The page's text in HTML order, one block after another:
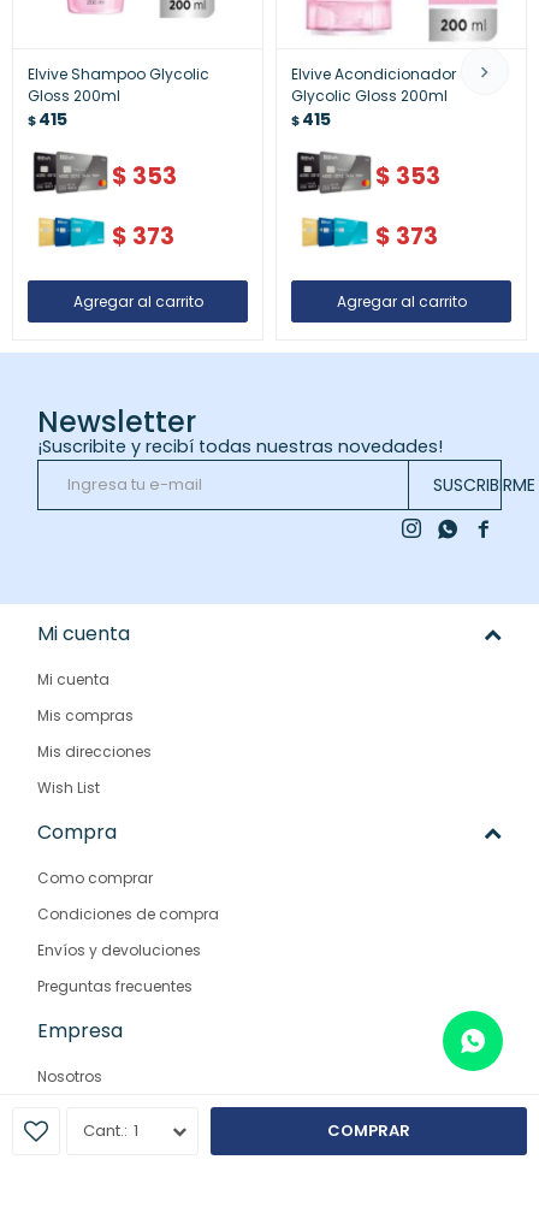
1 COMPRAR
Elvive Shampoo Glycolic
Gloss 200ml
$415
$ 353
$ 373
Elvive Acondicionador
Glycolic Gloss 200ml
$415
$ 353
$ 373
Newsletter
¡Suscribite y recibí todas nuestras novedades!
SUSCRIBIRME

 
Mi cuenta
Mi cuenta
Mis compras
Mis direcciones
Wish List
Compra
Como comprar
Condiciones de compra
Envíos y devoluciones
Preguntas frecuentes
Empresa
Nosotros